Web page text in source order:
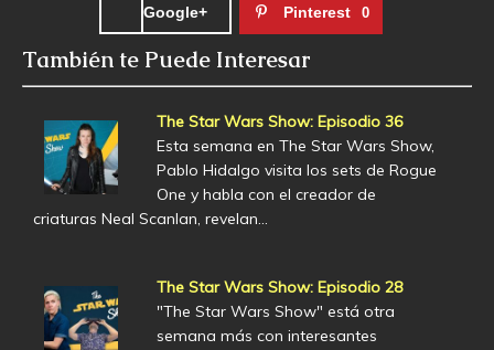
Google+ Pinterest 0
También te Puede Interesar
The Star Wars Show: Episodio 36
Esta semana en The Star Wars Show,
Pablo Hidalgo visita los sets de Rogue
One y habla con el creador de
criaturas Neal Scanlan, revelan…
The Star Wars Show: Episodio 28
"The Star Wars Show" está otra
semana más con interesantes